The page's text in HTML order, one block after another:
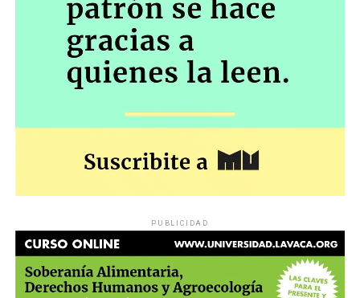
PUBLICIDAD